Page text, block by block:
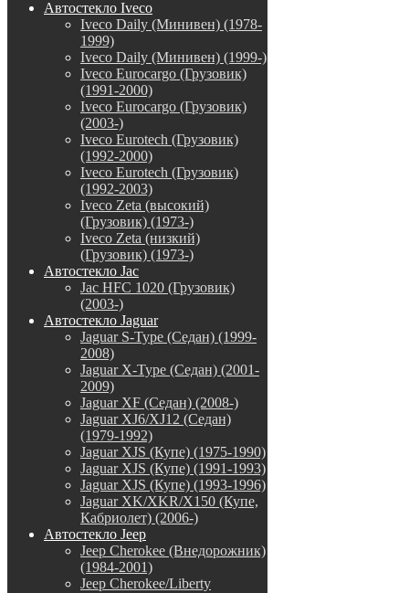
Автостекло Iveco
Iveco Daily (Минивен) (1978-
1999)
Iveco Daily (Минивен) (1999-)
Iveco Eurocargo (Грузовик)
(1991-2000)
Iveco Eurocargo (Грузовик)
(2003-)
Iveco Eurotech (Грузовик)
(1992-2000)
Iveco Eurotech (Грузовик)
(1992-2003)
Iveco Zeta (высокий)
(Грузовик) (1973-)
Iveco Zeta (низкий)
(Грузовик) (1973-)
Автостекло Jac
Jac HFC 1020 (Грузовик)
(2003-)
Автостекло Jaguar
Jaguar S-Type (Седан) (1999-
2008)
Jaguar X-Type (Седан) (2001-
2009)
Jaguar XF (Седан) (2008-)
Jaguar XJ6/XJ12 (Седан)
(1979-1992)
Jaguar XJS (Купе) (1975-1990)
Jaguar XJS (Купе) (1991-1993)
Jaguar XJS (Купе) (1993-1996)
Jaguar XK/XKR/X150 (Купе,
Кабриолет) (2006-)
Автостекло Jeep
Jeep Cherokee (Внедорожник)
(1984-2001)
Jeep Cherokee/Liberty